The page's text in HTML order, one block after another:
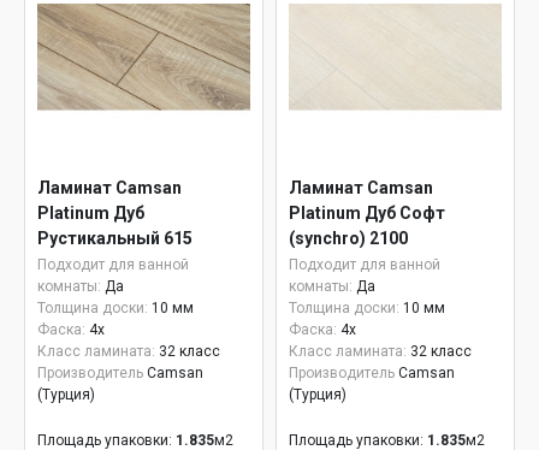
Ламинат Camsan
Platinum Дуб
Рустикальный 615
Подходит для ванной
комнаты: Да
Толщина доски: 10 мм
Фаска: 4x
Класс ламината: 32 класс
Производитель Camsan
(Турция)
Площадь упаковки: 1.835м2
Ламинат Camsan
Platinum Дуб Софт
(synchro) 2100
Подходит для ванной
комнаты: Да
Толщина доски: 10 мм
Фаска: 4x
Класс ламината: 32 класс
Производитель Camsan
(Турция)
Площадь упаковки: 1.835м2